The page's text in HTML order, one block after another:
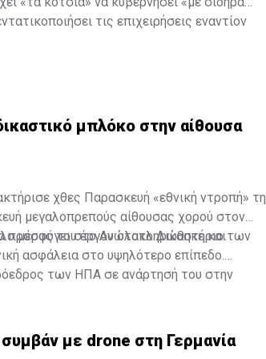
τις επιχειρήσεις εναντίον
μπλόκο στην αίθουσα
χθες Παρασκευή «εθνική ντροπή» τη
μεγαλοπρεπούς αίθουσας χορού στον
προσφύγει στο Ανώτατο Δικαστήριο των
μέρος του έργου ολοκληρώθηκε και
ασφάλεια στο υψηλότερο επίπεδο.
των ΗΠΑ σε ανάρτησή του στην
με drone στη Γερμανία